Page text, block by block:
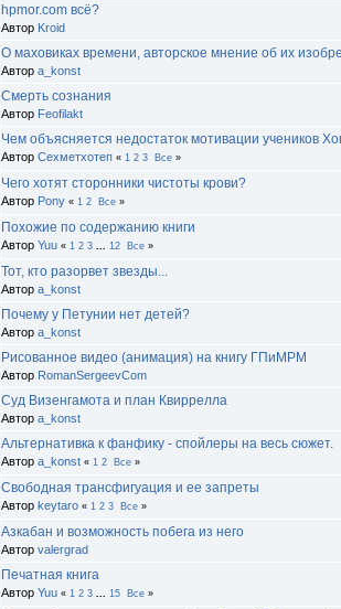
hpmor.com всё?
Автор Kroid
О маховиках времени, авторское мнение об их
Автор a_konst
Смерть сознания
Автор Feofilakt
Чем объясняется недостаток мотивации учеников
Автор Сехметхотеп « 1 2 3 Все »
Чего хотят сторонники чистоты крови?
Автор Pony « 1 2 Все »
Похожие по содержанию книги
Автор Yuu « 1 2 3 12 Все »
Тот, кто разорвет звезды...
Автор a_konst
Почему у Петунии нет детей?
Автор a_konst
Рисованное видео (анимация) на книгу ГПиМРМ
Автор RomanSergeevCom
Суд Визенгамота и план Квиррелла
Автор a_konst
Альтернативка к фанфику - спойлеры на весь сюжет.
Автор a_konst « 1 2 Все »
Свободная трансфигуация и ее запреты
Автор keytaro « 1 2 3 Все »
Азкабан и возможность побега из него
Автор valergrad
Печатная книга
Автор Yuu « 1 2 3 15 Все »